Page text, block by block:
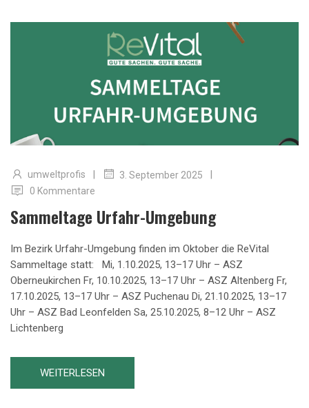
umweltprofis | 3. September 2025 |
0 Kommentare
Sammeltage Urfahr-Umgebung
Im Bezirk Urfahr-Umgebung finden im Oktober die ReVital
Sammeltage statt: Mi, 1.10.2025, 13–17 Uhr – ASZ
Oberneukirchen Fr, 10.10.2025, 13–17 Uhr – ASZ Altenberg Fr,
17.10.2025, 13–17 Uhr – ASZ Puchenau Di, 21.10.2025, 13–17
Uhr – ASZ Bad Leonfelden Sa, 25.10.2025, 8–12 Uhr – ASZ
Lichtenberg
WEITERLESEN